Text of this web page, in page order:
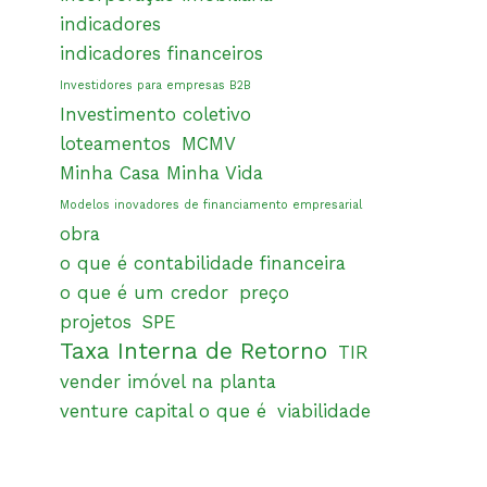
indicadores
indicadores financeiros
Investidores para empresas B2B
Investimento coletivo
loteamentos MCMV
Minha Casa Minha Vida
Modelos inovadores de financiamento empresarial
obra
o que é contabilidade financeira
o que é um credor preço
projetos SPE
Taxa Interna de Retorno TIR
vender imóvel na planta
venture capital o que é viabilidade